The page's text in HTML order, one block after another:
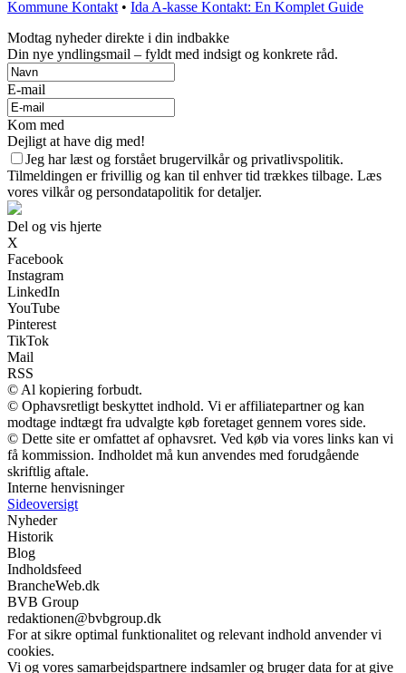
Kommune Kontakt • Ida A-kasse Kontakt: En Komplet Guide
Modtag nyheder direkte i din indbakke
Din nye yndlingsmail – fyldt med indsigt og konkrete råd.
E-mail
Kom med
Dejligt at have dig med!
Jeg har læst og forstået brugervilkår og privatlivspolitik.
Tilmeldingen er frivillig og kan til enhver tid trækkes tilbage. Læs
vores vilkår og persondatapolitik for detaljer.
Del og vis hjerte
X
Facebook
Instagram
LinkedIn
YouTube
Pinterest
TikTok
Mail
RSS
© Al kopiering forbudt.
© Ophavsretligt beskyttet indhold. Vi er affiliatepartner og kan
modtage indtægt fra udvalgte køb foretaget gennem vores side.
© Dette site er omfattet af ophavsret. Ved køb via vores links kan vi
få kommission. Indholdet må kun anvendes med forudgående
skriftlig aftale.
Interne henvisninger
Sideoversigt
Nyheder
Historik
Blog
Indholdsfeed
BrancheWeb.dk
BVB Group
redaktionen@bvbgroup.dk
For at sikre optimal funktionalitet og relevant indhold anvender vi
cookies.
Vi og vores samarbejdspartnere indsamler og bruger data for at give